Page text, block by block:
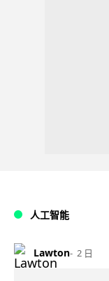
人工智能
Lawton 2 日